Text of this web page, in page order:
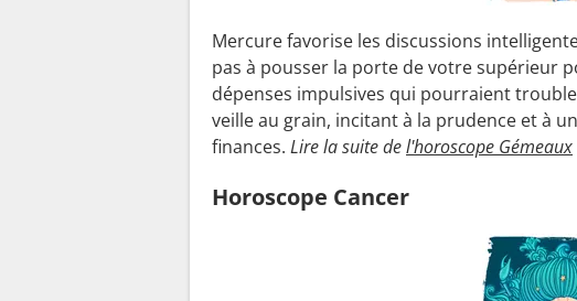
Mercure favorise les discussions
pas à pousser la porte de votre supérieur
dépenses impulsives qui pourraient
veille au grain, incitant à la prudence et à
finances. Lire la suite del'horoscope Gémeaux
Horoscope Cancer